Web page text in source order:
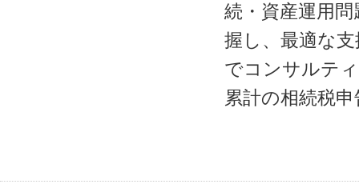
続・資産運用
握し、最適な
でコンサルテ
累計の相続税